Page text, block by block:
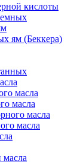
кислоты
ям (Беккера)
масла
масла
масла
масла